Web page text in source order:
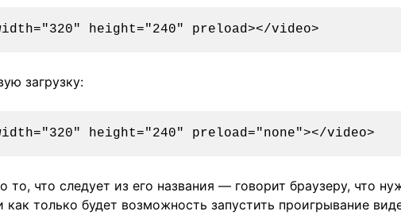
загрузку:
то, что следует из его названия — говорит браузеру, что
как только будет возможность запустить проигрывание